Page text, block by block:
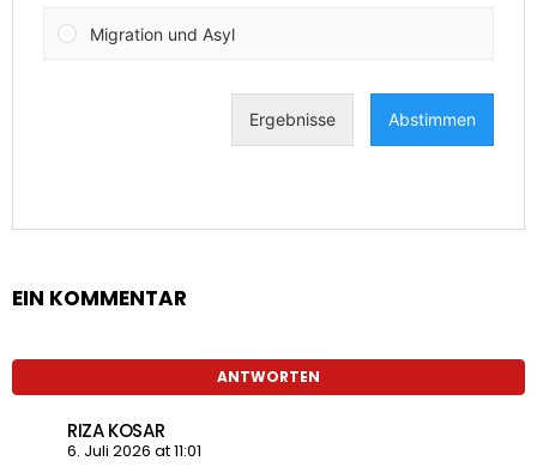
EIN KOMMENTAR
ANTWORTEN
RIZA KOSAR
6. Juli 2026 at 11:01